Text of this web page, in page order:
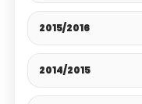
2015/2016
2014/2015